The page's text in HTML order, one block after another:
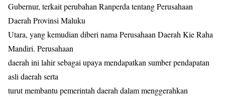
Gubernur, terkait perubahan Ranperda tentang Perusahaan
Daerah Provinsi Maluku
Utara, yang kemudian diberi nama Perusahaan Daerah Kie Raha
Mandiri. Perusahaan
daerah ini lahir sebagai upaya mendapatkan sumber pendapatan
asli daerah serta
turut membantu pemerintah daerah dalam menggerahkan